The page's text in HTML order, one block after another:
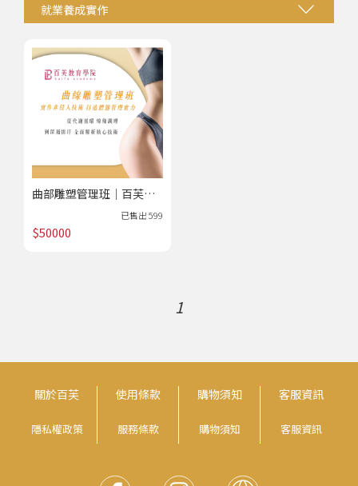
就業養成實作
享悅漫活就業保證班
頭皮聖經實戰精華
頭皮理療養護
洗髮SPA技術實作班
萌髮課程養成班
美容美體養護
曲部雕塑管理班｜百芙教
已售出599
$50000
1
關於百芙
隱私權政策
使用條款
服務條款
購物須知
購物須知
客服資訊
客服資訊